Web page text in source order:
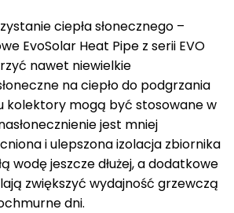
ciepła słonecznego –
EvoSolar Heat Pipe z serii EVO
nawet niewielkie
na ciepło do podgrzania
kolektory mogą być stosowane w
jest mniej
i ulepszona izolacja zbiornika
wodę jeszcze dłużej, a dodatkowe
zwiększyć wydajność grzewczą
dni.